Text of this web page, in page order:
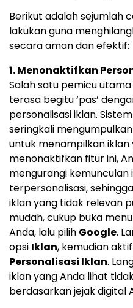
Berikut adalah sejumlah
lakukan guna
secara aman dan efektif:
1. Menonaktifkan
Salah satu pemicu
terasa begitu ‘pas’
personalisasi iklan.
seringkali
untuk menampilkan iklan
menonaktifkan fitur ini,
mengurangi kemunculan
terpersonalisasi,
iklan yang tidak relevan
mudah, cukup buka menu
Anda, lalu pilih Google.
opsi Iklan, kemudian
Personalisasi Iklan.
iklan yang Anda lihat
berdasarkan jejak digital